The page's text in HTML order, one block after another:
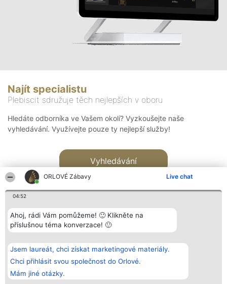
ORLOVÉ Zábavy Live chat
04:52
Ahoj, rádi Vám pomůžeme! 🙂 Klikněte na
příslušnou téma konverzace! 🙂
Jsem laureát, chci získat marketingové materiály.
Chci přihlásit svou společnost do Orlové.
Mám jiné otázky.
Najít specialistu
Plebiscit sdružuje těch nejlepších v oboru
Hledáte odborníka ve Vašem okolí? Vyzkoušejte naše
vyhledávání. Využívejte pouze ty nejlepší služby!
Vyhledávání
Bright Side Solutions sp. z o.
o. sp. k.
ul. Ruska 22
Wrocław 50-079
KRS 0000749100 | Regon
381313360 | NIP 8943132676
Vítězové
Seznam všech
laureátů
Zásady
Zásady
Kontakt